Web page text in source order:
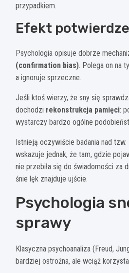
przypadkiem.
Efekt
Psychologia opisuje dobrze
(confirmation bias). Polega on na
a ignoruje sprzeczne.
Jeśli ktoś wierzy, że sny się
dochodzi rekonstrukcja pamięci:
wystarczy bardzo ogólne
Istnieją oczywiście badania nad tzw.
wskazuje jednak, że tam, gdzie
nie przebiła się do świadomości za
śnie lęk znajduje ujście.
Psychologia
sprawy
Klasyczna psychoanaliza (Freud,
bardziej ostrożna, ale wciąż